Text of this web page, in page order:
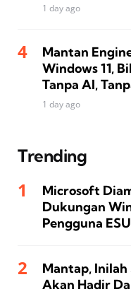
1 day ago
Mantan
Windows 11,
Tanpa AI,
1 day ago
Trending
Microsoft
Dukungan
Pengguna
Mantap, Inilah
Akan Hadir